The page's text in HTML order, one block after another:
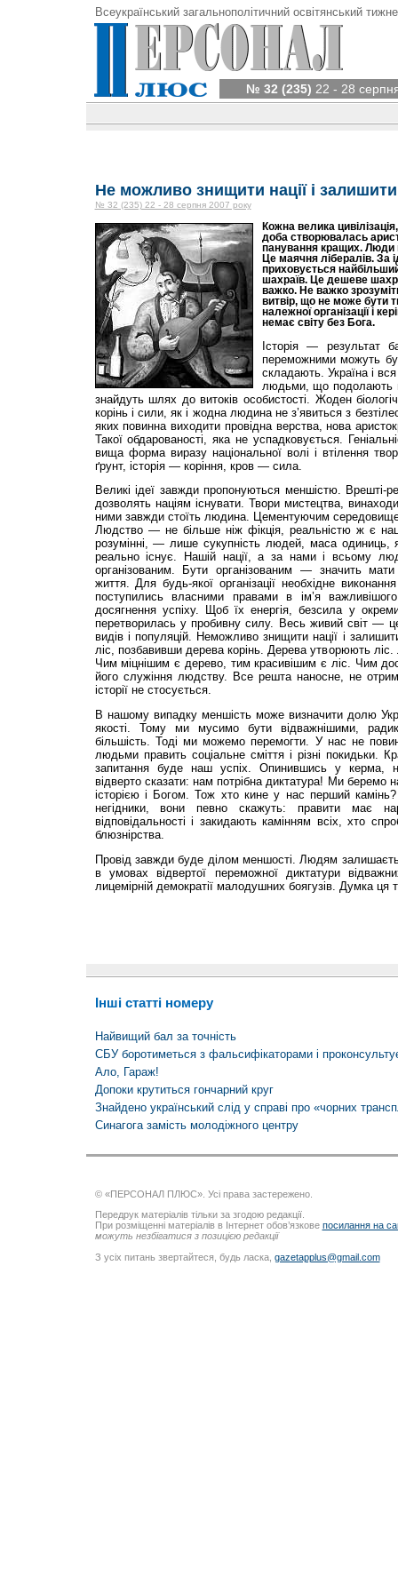
Всеукраїнський загальнополітичний освітянський
№ 32 (235) 22 - 28
Не можливо знищити нації і
№ 32 (235) 22 - 28 серпня 2007 року
Кожна велика
доба створювалась
панування кращих. Люди
Це маячня лібералів. За
приховується
шахраїв. Це дешеве
важко. Не важко
витвір, що не може бути
належної організації і
немає світу без Бога.
Історія — результат
переможними можуть
складають. Україна і
людьми, що подолають
знайдуть шлях до витоків особистості. Жоден
корінь і сили, як і жодна людина не з’явиться з
яких повинна виходити провідна верства, нова
Такої обдарованості, яка не успадковується.
вища форма виразу національної волі і втілення
ґрунт, історія — коріння, кров — сила.
Великі ідеї завжди пропонуються меншістю.
дозволять націям існувати. Твори мистецтва,
ними завжди стоїть людина. Цементуючим
Людство — не більше ніж фікція, реальністю ж є
розумінні, — лише сукупність людей, маса одиниць,
реально існує. Нашій нації, а за нами і всьому
організованим. Бути організованим — значить мати
життя. Для будь-якої організації необхідне
поступились власними правами в ім’я
досягнення успіху. Щоб їх енергія, безсила у
перетворилась у пробивну силу. Весь живий світ — це
видів і популяцій. Неможливо знищити нації і
ліс, позбавивши дерева корінь. Дерева утворюють
Чим міцнішим є дерево, тим красивішим є ліс. Чим
його служіння людству. Все решта наносне, не
історії не стосується.
В нашому випадку меншість може визначити долю
якості. Тому ми мусимо бути відважнішими,
більшість. Тоді ми можемо перемогти. У нас не
людьми править соціальне сміття і різні покидьки.
запитання буде наш успіх. Опинившись у керма,
відверто сказати: нам потрібна диктатура! Ми беремо
історією і Богом. Тож хто кине у нас перший
негідники, вони певно скажуть: правити має
відповідальності і закидають камінням всіх, хто
блюзнірства.
Провід завжди буде ділом меншості. Людям
в умовах відвертої переможної диктатури
лицемірній демократії малодушних боягузів. Думка ця
Інші статті номеру
Найвищий бал за точність
СБУ боротиметься з фальсифікаторами і
Ало, Гараж!
Допоки крутиться гончарний круг
Знайдено український слід у справі про «чорних
Синагога замість молодіжного центру
© «ПЕРСОНАЛ ПЛЮС». Усі права застережено.
Передрук матеріалів тільки за згодою редакції.
При розміщенні матеріалів в Інтернет обов’язкове посилання на
можуть незбігатися з позицією редакції
З усіх питань звертайтеся, будь ласка, gazetapplus@gmail.com